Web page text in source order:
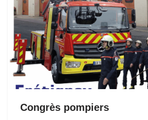
Congrès pompiers